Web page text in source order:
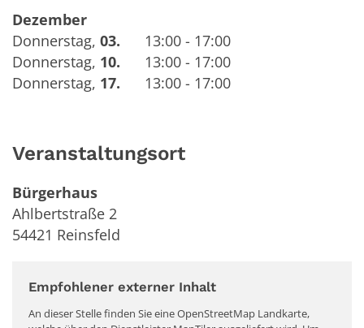
Dezember
Donnerstag, 03.
13:00 - 17:00
Donnerstag, 10.
13:00 - 17:00
Donnerstag, 17. 13:00 - 17:00
Veranstaltungsort
Bürgerhaus
Ahlbertstraße 2
54421 Reinsfeld
Empfohlener externer Inhalt
An dieser Stelle finden Sie eine OpenStreetMap Landkarte,